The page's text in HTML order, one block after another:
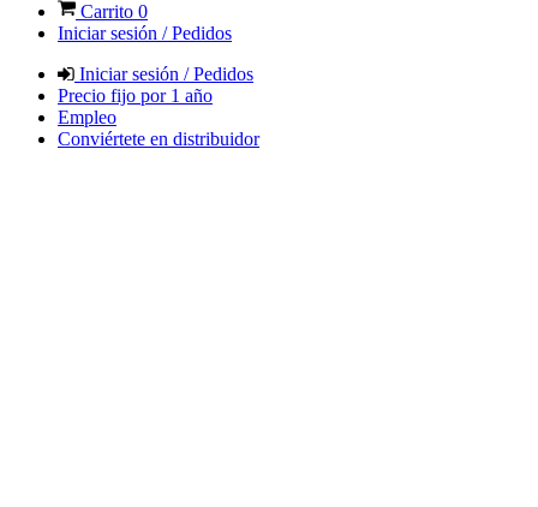
Carrito 0
Iniciar sesión / Pedidos
Iniciar sesión / Pedidos
Precio fijo por 1 año
Empleo
Conviértete en distribuidor